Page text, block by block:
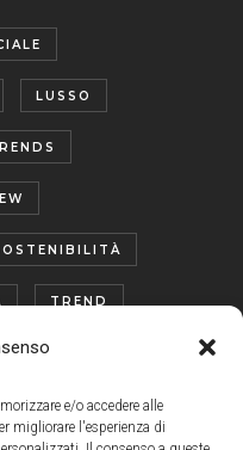
e/o accedere alle
migliorare l'esperienza di
LUSSO
TREND